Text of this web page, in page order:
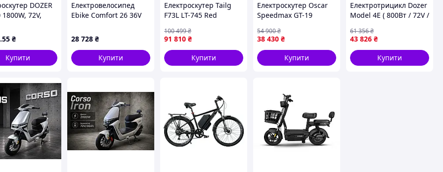
байка
їзди
вогні)
DOZER
72V,
.55 ₴
Купити
Електровелосипед
Ebike Comfort 26 36V
28 728 ₴
Купити
Електроскутер Tailg
F73L LT-745 Red
91 810 ₴
100 499₴
Купити
Електроскутер Oscar
Speedmax GT-19
Графен
38 430 ₴
54 900₴
Купити
Електротрицикл Dozer
Model 4E ( 800Вт / 72V /
червоний
43 826 ₴
61 356₴
Купити